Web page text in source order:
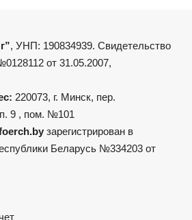
, УНП: 190834939. Свидетельство
от 31.05.2007,
220073, г. Минск, пер.
9 , пом. №101
зарегистрирован в
Беларусь №334203 от